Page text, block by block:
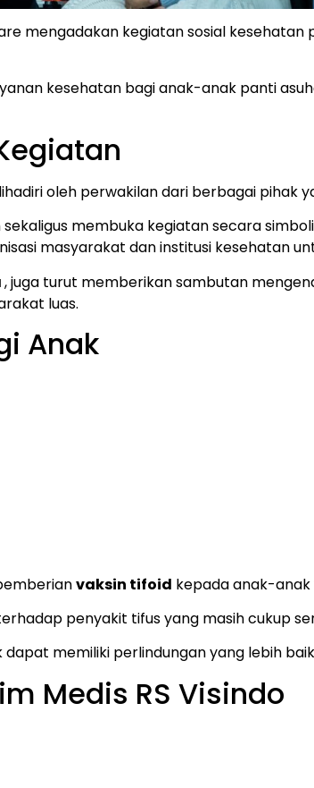
mengadakan kegiatan sosial kesehatan
kesehatan bagi anak-anak panti
oleh perwakilan dari berbagai pihak
membuka kegiatan secara
masyarakat dan institusi kesehatan
, juga turut memberikan sambutan
luas.
Anak
vaksin tifoid kepada anak-anak
penyakit tifus yang masih cukup
memiliki perlindungan yang lebih
Medis RS Visindo